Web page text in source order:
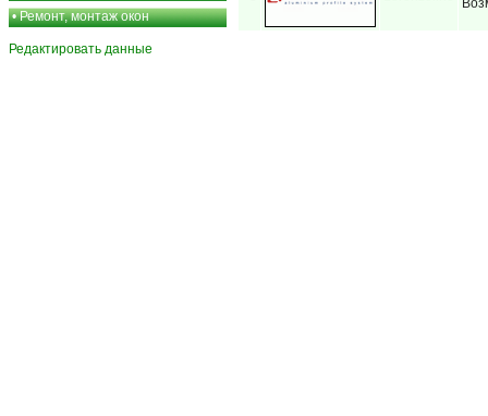
•Ремонт, монтаж окон
Редактировать данные